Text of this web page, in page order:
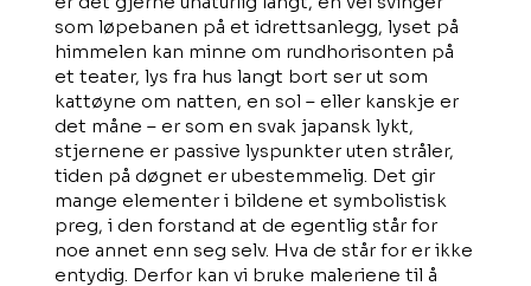
som løpebanen på et idrettsanlegg, lyset på
himmelen kan minne om rundhorisonten på
et teater, lys fra hus langt bort ser ut som
kattøyne om natten, en sol – eller kanskje er
det måne – er som en svak japansk lykt,
stjernene er passive lyspunkter uten stråler,
tiden på døgnet er ubestemmelig. Det gir
mange elementer i bildene et symbolistisk
preg, i den forstand at de egentlig står for
noe annet enn seg selv. Hva de står for er ikke
entydig. Derfor kan vi bruke maleriene til å